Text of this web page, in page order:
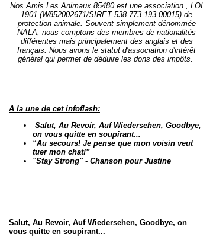
Nos Amis Les Animaux 85480 est une association , LOI
1901 (W852002671/SIRET 538 773 193 00015) de
protection animale. Souvent simplement dénommée
NALA, nous comptons des membres de nationalités
différentes mais principalement des anglais et des
français. Nous avons le statut d'association d'intérêt
général qui permet de déduire les dons des impôts.
A la une de cet infoflash:
Salut, Au Revoir, Auf Wiedersehen, Goodbye,
on vous quitte en soupirant...
“Au secours! Je pense que mon voisin veut
tuer mon chat!”
"Stay Strong" - Chanson pour Justine
Salut, Au Revoir, Auf Wiedersehen, Goodbye, on
vous quitte en soupirant...